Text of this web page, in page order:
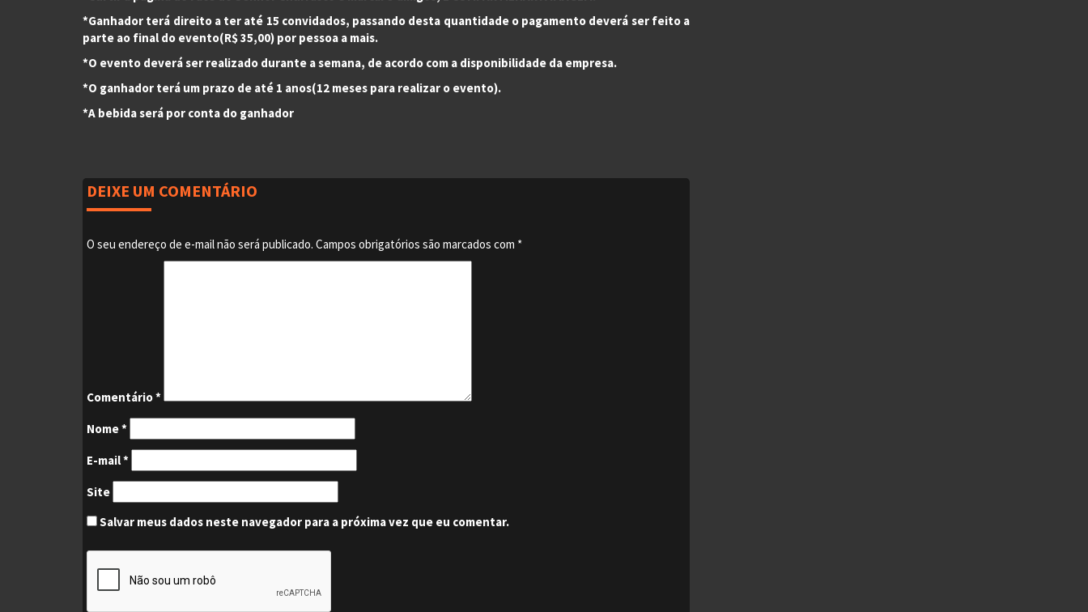
*Ganhador terá direito a ter até 15 convidados, passando desta quantidade o pagamento deverá ser feito a
parte ao final do evento(R$ 35,00) por pessoa a mais.
*O evento deverá ser realizado durante a semana, de acordo com a disponibilidade da empresa.
*O ganhador terá um prazo de até 1 anos(12 meses para realizar o evento).
*A bebida será por conta do ganhador
DEIXE UM COMENTÁRIO
O seu endereço de e-mail não será publicado. Campos obrigatórios são marcados com *
Comentário*
Nome*
E-mail*
Site
Salvar meus dados neste navegador para a próxima vez que eu comentar.